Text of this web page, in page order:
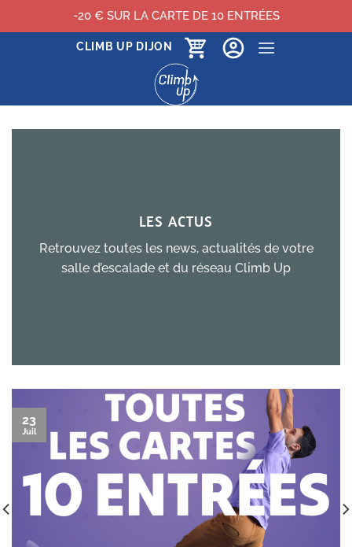
CLIMB UP DIJON
LES ACTUS
Retrouvez toutes les news, actualités de votre
salle d’escalade et du réseau Climb Up
23
Juil
-20 € SUR LA CARTE DE 10 ENTRÉES